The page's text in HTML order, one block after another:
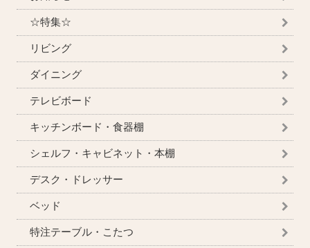
☆特集☆
リビング
ダイニング
テレビボード
キッチンボード・食器棚
シェルフ・キャビネット・本棚
デスク・ドレッサー
ベッド
特注テーブル・こたつ